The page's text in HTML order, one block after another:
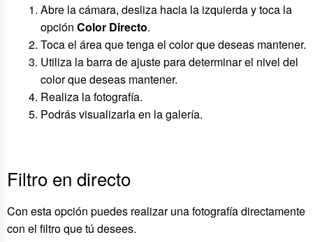
Abre la cámara, desliza hacia la izquierda y toca la
opción Color Directo.
Toca el área que tenga el color que deseas mantener.
Utiliza la barra de ajuste para determinar el nivel del
color que deseas mantener.
Realiza la fotografía.
Podrás visualizarla en la galería.
Filtro en directo
Con esta opción puedes realizar una fotografía directamente
con el filtro que tú desees.